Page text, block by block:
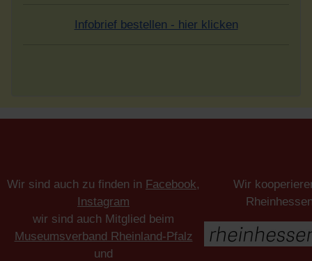
Infobrief bestellen - hier klicken
Wir sind auch zu finden in Facebook,
Instagram
wir sind auch Mitglied beim
Museumsverband Rheinland-Pfalz
und
Wir